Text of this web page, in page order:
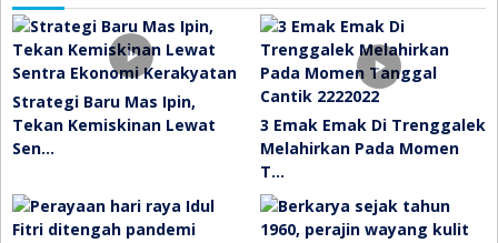
Strategi Baru Mas Ipin,
Tekan Kemiskinan Lewat
Sen…
3 Emak Emak Di Trenggalek
Melahirkan Pada Momen
T…